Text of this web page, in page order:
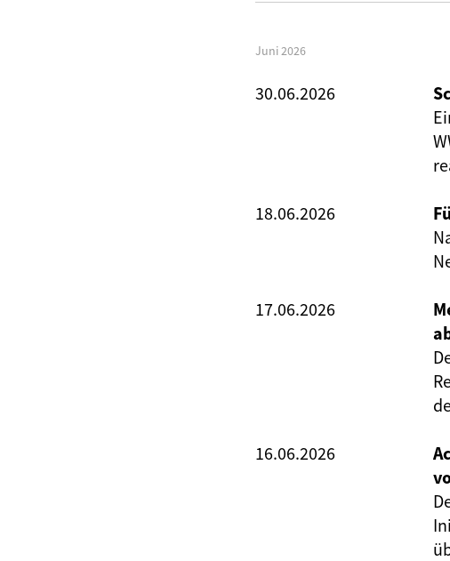
Juni 2026
30.06.2026
18.06.2026
17.06.2026
16.06.2026